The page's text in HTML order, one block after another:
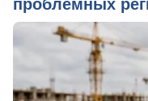
проблемных